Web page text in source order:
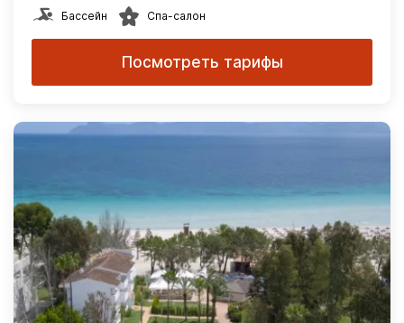
Бассейн Спа-салон
Посмотреть тарифы